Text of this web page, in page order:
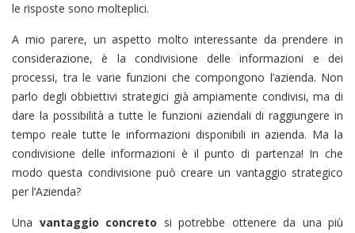
le risposte sono molteplici.
A mio parere, un aspetto molto interessante da prendere in
considerazione, è la condivisione delle informazioni e dei
processi, tra le varie funzioni che compongono l’azienda. Non
parlo degli obbiettivi strategici già ampiamente condivisi, ma di
dare la possibilità a tutte le funzioni aziendali di raggiungere in
tempo reale tutte le informazioni disponibili in azienda. Ma la
condivisione delle informazioni è il punto di partenza! In che
modo questa condivisione può creare un vantaggio strategico
per l’Azienda?
Una vantaggio concreto si potrebbe ottenere da una più